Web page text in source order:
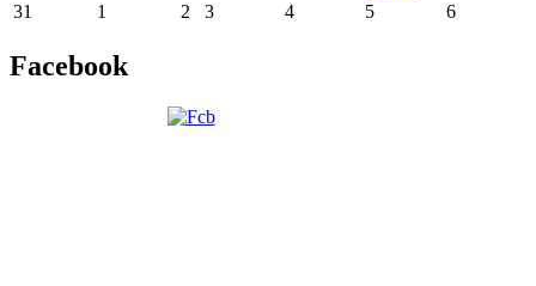
31 1 2 3 4 5 6
Facebook